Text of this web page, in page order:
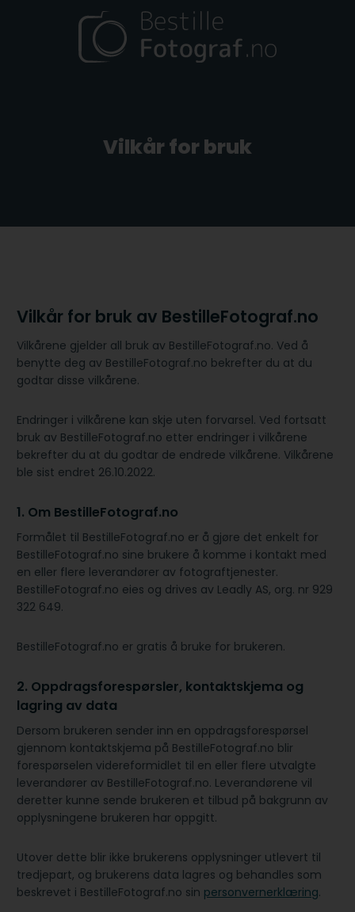
Vilkår for bruk
Vilkår for bruk av BestilleFotograf.no
Vilkårene gjelder all bruk av BestilleFotograf.no. Ved å
benytte deg av BestilleFotograf.no bekrefter du at du
godtar disse vilkårene.
Endringer i vilkårene kan skje uten forvarsel. Ved fortsatt
bruk av BestilleFotograf.no etter endringer i vilkårene
bekrefter du at du godtar de endrede vilkårene. Vilkårene
ble sist endret 26.10.2022.
1. Om BestilleFotograf.no
Formålet til BestilleFotograf.no er å gjøre det enkelt for
BestilleFotograf.no sine brukere å komme i kontakt med
en eller flere leverandører av fotograftjenester.
BestilleFotograf.no eies og drives av Leadly AS, org. nr 929
322 649.
BestilleFotograf.no er gratis å bruke for brukeren.
2. Oppdragsforespørsler, kontaktskjema og
lagring av data
Dersom brukeren sender inn en oppdragsforespørsel
gjennom kontaktskjema på BestilleFotograf.no blir
forespørselen videreformidlet til en eller flere utvalgte
leverandører av BestilleFotograf.no. Leverandørene vil
deretter kunne sende brukeren et tilbud på bakgrunn av
opplysningene brukeren har oppgitt.
Utover dette blir ikke brukerens opplysninger utlevert til
tredjepart, og brukerens data lagres og behandles som
beskrevet i BestilleFotograf.no sin personvernerklæring.